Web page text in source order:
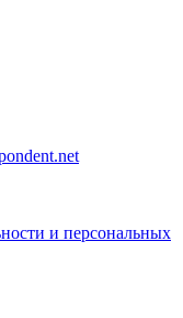
и персональных